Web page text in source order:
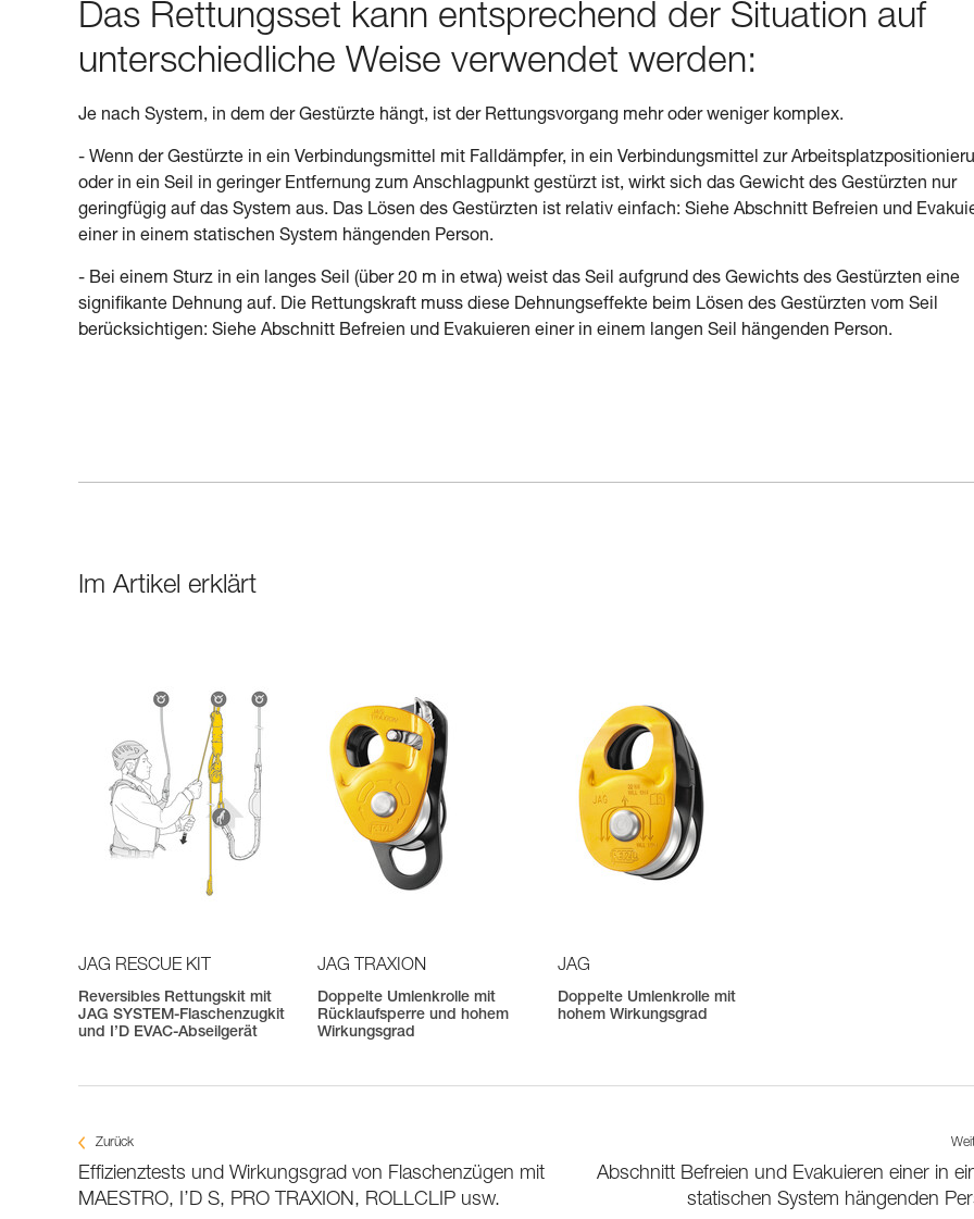
Das Rettungsset kann entsprechend der Situation auf
unterschiedliche Weise verwendet werden:
Je nach System, in dem der Gestürzte hängt, ist der Rettungsvorgang mehr oder weniger komplex.
- Wenn der Gestürzte in ein Verbindungsmittel mit Falldämpfer, in ein Verbindungsmittel zur
oder in ein Seil in geringer Entfernung zum Anschlagpunkt gestürzt ist, wirkt sich das Gewicht des Gestürzten nur
geringfügig auf das System aus. Das Lösen des Gestürzten ist relativ einfach: Siehe Abschnitt Befreien und
einer in einem statischen System hängenden Person.
- Bei einem Sturz in ein langes Seil (über 20 m in etwa) weist das Seil aufgrund des Gewichts des Gestürzten eine
signifikante Dehnung auf. Die Rettungskraft muss diese Dehnungseffekte beim Lösen des Gestürzten vom Seil
berücksichtigen: Siehe Abschnitt Befreien und Evakuieren einer in einem langen Seil hängenden Person.
Im Artikel erklärt
JAG RESCUE KIT
Reversibles Rettungskit mit
JAG SYSTEM-Flaschenzugkit
und I’D EVAC-Abseilgerät
JAG TRAXION
Doppelte Umlenkrolle mit
Rücklaufsperre und hohem
Wirkungsgrad
JAG
Doppelte Umlenkrolle mit
hohem Wirkungsgrad
Zurück
Effizienztests und Wirkungsgrad von Flaschenzügen mit
MAESTRO, I’D S, PRO TRAXION, ROLLCLIP usw.
Abschnitt Befreien und Evakuieren einer in
statischen System hängenden